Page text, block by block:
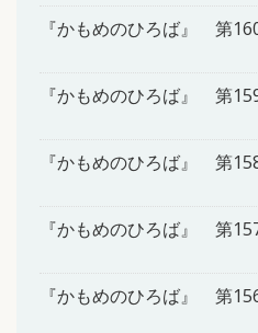
『かもめのひろば』 第
『かもめのひろば』 第
『かもめのひろば』 第
『かもめのひろば』 第
『かもめのひろば』 第